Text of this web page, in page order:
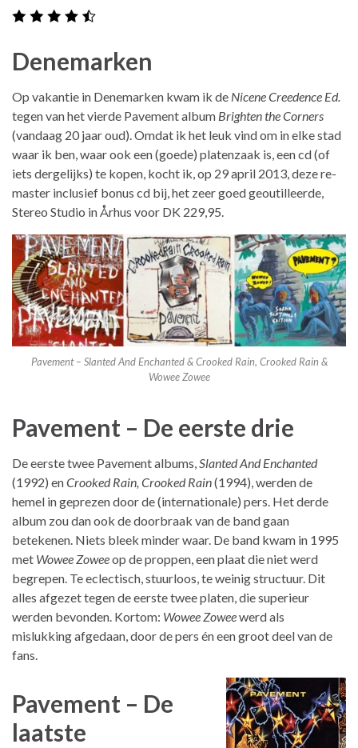
Denemarken
Op vakantie in Denemarken kwam ik de Nicene Creedence Ed.
tegen van het vierde Pavement album Brighten the Corners
(vandaag 20 jaar oud). Omdat ik het leuk vind om in elke stad
waar ik ben, waar ook een (goede) platenzaak is, een cd (of
iets dergelijks) te kopen, kocht ik, op 29 april 2013, deze re-
master inclusief bonus cd bij, het zeer goed geoutilleerde,
Stereo Studio in Århus voor DK 229,95.
Pavement – Slanted And Enchanted & Crooked Rain, Crooked Rain &
Wowee Zowee
Pavement – De eerste drie
De eerste twee Pavement albums,Slanted And Enchanted
(1992) enCrooked Rain, Crooked Rain(1994), werden de
hemel in geprezen door de (internationale) pers. Het derde
album zou dan ook de doorbraak van de band gaan
betekenen. Niets bleek minder waar. De band kwam in 1995
met Wowee Zoweeop de proppen, een plaat die niet werd
begrepen. Te eclectisch, stuurloos, te weinig structuur. Dit
alles afgezet tegen de eerste twee platen, die superieur
werden bevonden. Kortom: Wowee Zoweewerd als
mislukking afgedaan, door de pers én een groot deel van de
fans.
Pavement – De
laatste